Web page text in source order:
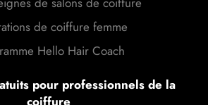
de coiffure femme
Hello Hair Coach
coiffure